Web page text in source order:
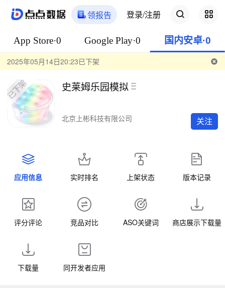
领报告 登录/注册
App Store·0 Google Play·0 国内安卓·0
2025年05月14日20:23已下架
史莱姆乐园模拟
北京上彬科技有限公司 关注
应用信息 实时排名 上架状态 版本记录
评分评论 竞品对比 ASO关键词 商店展示下载量
下载量 同开发者应用